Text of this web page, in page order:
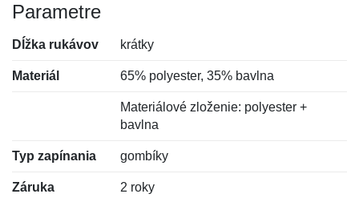
Parametre
Dĺžka rukávov krátky
Materiál 65% polyester, 35% bavlna
Materiálové zloženie: polyester +
bavlna
Typ zapínania gombíky
Záruka 2 roky